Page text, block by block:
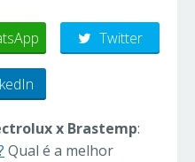
Twitter
x Brastemp:
Qual é a melhor